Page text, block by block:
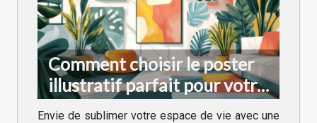
Comment choisir le poster
illustratif parfait pour votre
décoration intérieure
Envie de sublimer votre espace de vie avec une